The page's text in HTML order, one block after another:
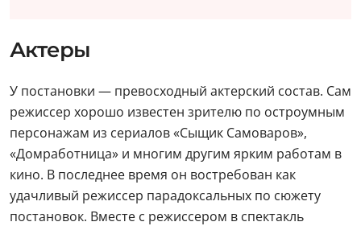
Актеры
У постановки — превосходный актерский состав. Сам
режиссер хорошо известен зрителю по остроумным
персонажам из сериалов «Сыщик Самоваров»,
«Домработница» и многим другим ярким работам в
кино. В последнее время он востребован как
удачливый режиссер парадоксальных по сюжету
постановок. Вместе с режиссером в спектакль